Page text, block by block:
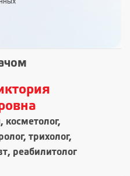
косметолог,
трихолог,
реабилитолог